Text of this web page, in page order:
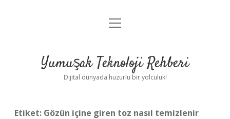
Anasayfa
Yasal Uyarı
menüyü
Yumuşak Teknoloji Rehberi
Dijital dünyada huzurlu bir yolculuk!
Etiket: Gözün içine giren toz nasıl temizlenir